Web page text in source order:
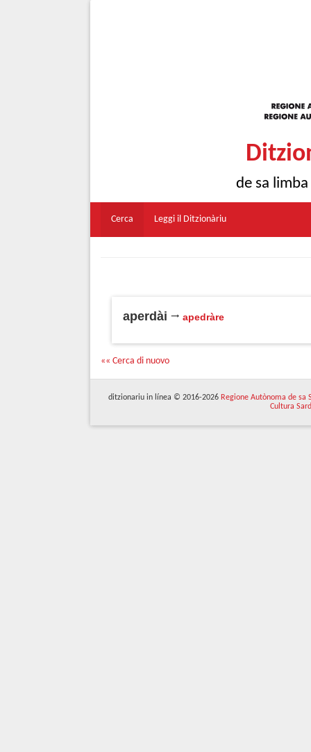
de sa
Cerca Leggi il Ditzionàriu
aperdài apedràre
«« Cerca di nuovo
ditzionariu in línea © 2016-2026 Regione Autònoma de sa
Cultura